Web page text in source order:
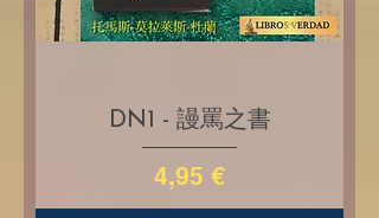
DN1 - 謾罵之書
Price
4,95 €